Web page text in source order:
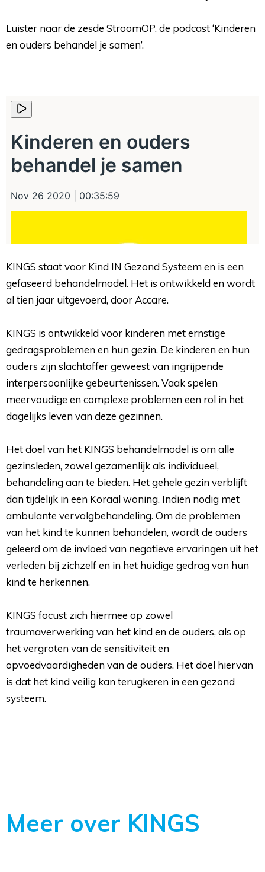
Luister naar de zesde StroomOP, de podcast ‘Kinderen
en ouders behandel je samen’.
KINGS staat voor Kind IN Gezond Systeem en is een
gefaseerd behandelmodel. Het is ontwikkeld en wordt
al tien jaar uitgevoerd, door Accare.
KINGS is ontwikkeld voor kinderen met ernstige
gedragsproblemen en hun gezin. De kinderen en hun
ouders zijn slachtoffer geweest van ingrijpende
interpersoonlijke gebeurtenissen. Vaak spelen
meervoudige en complexe problemen een rol in het
dagelijks leven van deze gezinnen.
Het doel van het KINGS behandelmodel is om alle
gezinsleden, zowel gezamenlijk als individueel,
behandeling aan te bieden. Het gehele gezin verblijft
dan tijdelijk in een Koraal woning. Indien nodig met
ambulante vervolgbehandeling. Om de problemen
van het kind te kunnen behandelen, wordt de ouders
geleerd om de invloed van negatieve ervaringen uit het
verleden bij zichzelf en in het huidige gedrag van hun
kind te herkennen.
KINGS focust zich hiermee op zowel
traumaverwerking van het kind en de ouders, als op
het vergroten van de sensitiviteit en
opvoedvaardigheden van de ouders. Het doel hiervan
is dat het kind veilig kan terugkeren in een gezond
systeem.
Meer over KINGS